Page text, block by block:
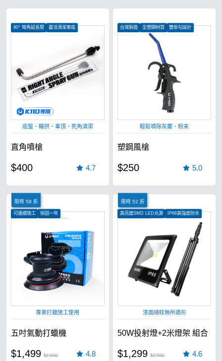
90° 彎角延長管
靈活清潔車底
底盤、輪拱、車頂、死角清潔
直角噴槍
$400 4.7
台灣製造 全塑鋼材質 雙掛勾設計
輕鬆噴除灰塵、粉末
塑鋼風槍
$250 5.0
限時 58 折
可連續施工
保固一年
專業打蠟施工使用
五吋氣動打蠟機
$1,499 $2,600 4.8
限時 52 折
高亮度SMD LED光源
IP66高強度防水
漆面細紋無所遁形
50W投射燈+2米燈架 組合
$1,299 $2,500 4.6